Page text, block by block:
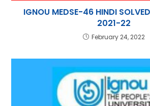
IGNOU MEDSE-46 HINDI
2021-22
February 24, 2022